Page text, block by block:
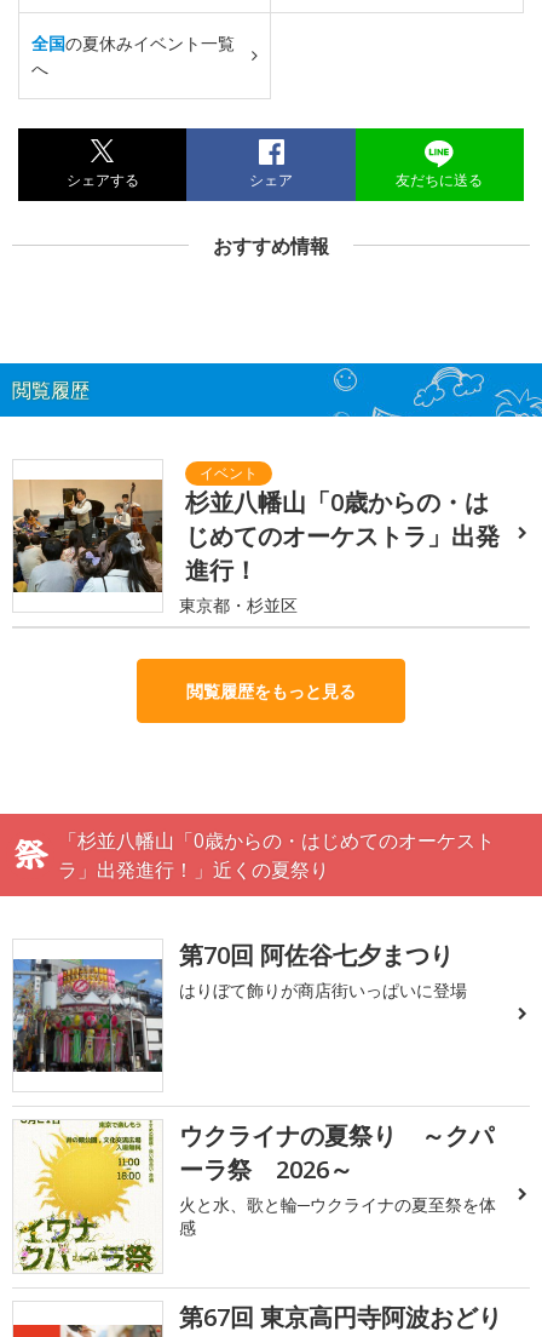
全国の夏休みイベント一覧
へ
シェアする シェア 友だちに送る
おすすめ情報
閲覧履歴
杉並八幡山「0歳からの・は
じめてのオーケストラ」出発
進行！
東京都・杉並区
閲覧履歴をもっと見る
「杉並八幡山「0歳からの・はじめてのオーケスト
ラ」出発進行！」近くの夏祭り
第70回 阿佐谷七夕まつり
はりぼて飾りが商店街いっぱいに登場
ウクライナの夏祭り ～クパ
ーラ祭 2026～
火と水、歌と輪─ウクライナの夏至祭を体
感
第67回 東京高円寺阿波おどり